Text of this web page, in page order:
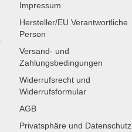
Impressum
Hersteller/EU Verantwortliche
Person
Versand- und
Zahlungsbedingungen
Widerrufsrecht und
Widerrufsformular
AGB
Privatsphäre und Datenschutz